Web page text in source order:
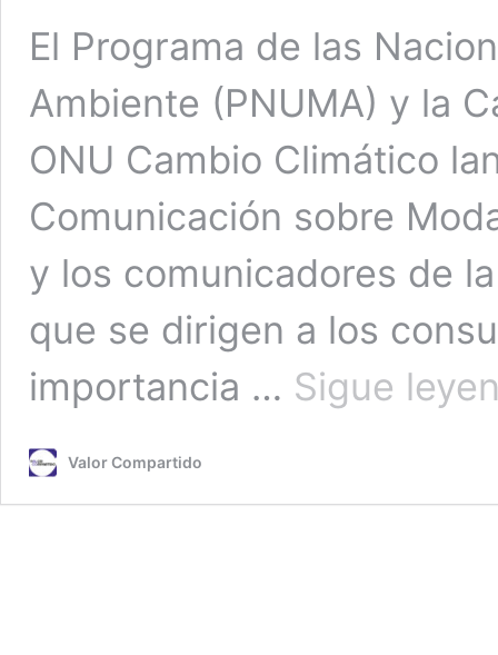
El Programa de las
Ambiente (PNUMA) y la
ONU Cambio Climático
Comunicación sobre
y los comunicadores de
que se dirigen a los
importancia … Sigue
Valor Compartido